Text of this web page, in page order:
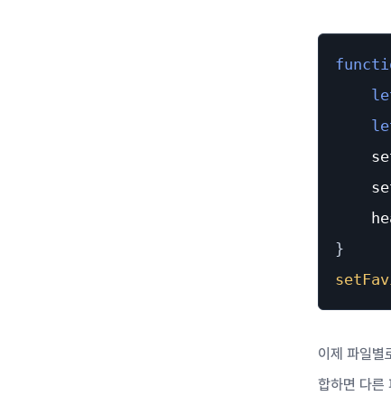
}
이제 파일별
합하면 다른